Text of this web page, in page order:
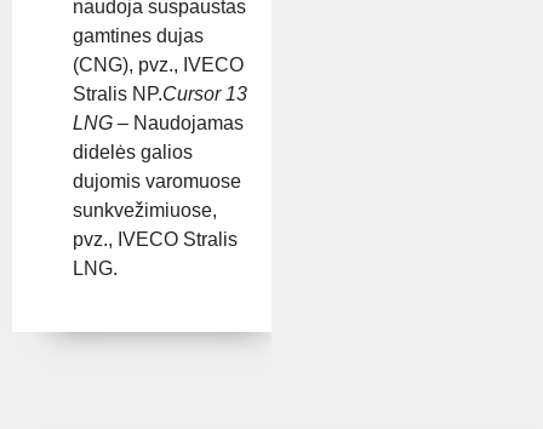
naudoja suspaustas
gamtines dujas
(CNG), pvz., IVECO
Stralis NP.Cursor 13
LNG – Naudojamas
didelės galios
dujomis varomuose
sunkvežimiuose,
pvz., IVECO Stralis
LNG.